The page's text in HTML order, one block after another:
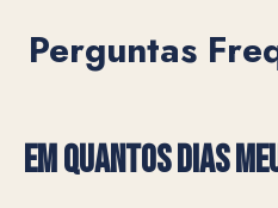
Perguntas
EM QUANTOS DIAS